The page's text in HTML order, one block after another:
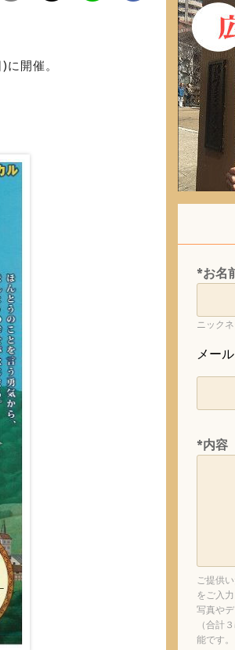
開催。
*お名
ニック
メー
*内容
ご提供
をご入力
写真や
（合計
能です